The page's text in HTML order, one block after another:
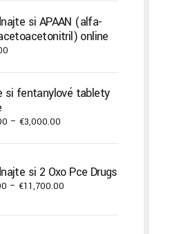
si APAAN (alfa-
online
si fentanylové tablety
– €3,000.00
through
€3,000.00
si 2 Oxo Pce Drugs
– €11,700.00